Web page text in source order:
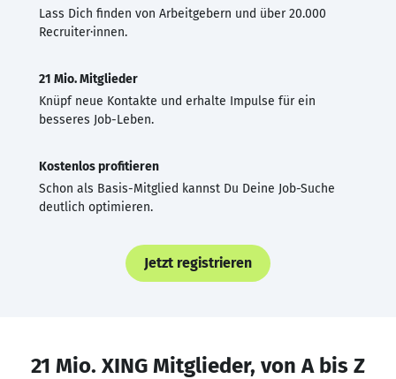
Lass Dich finden von Arbeitgebern und über 20.000
Recruiter·innen.
21 Mio. Mitglieder
Knüpf neue Kontakte und erhalte Impulse für ein
besseres Job-Leben.
Kostenlos profitieren
Schon als Basis-Mitglied kannst Du Deine Job-Suche
deutlich optimieren.
Jetzt registrieren
21 Mio. XING Mitglieder, von A bis Z